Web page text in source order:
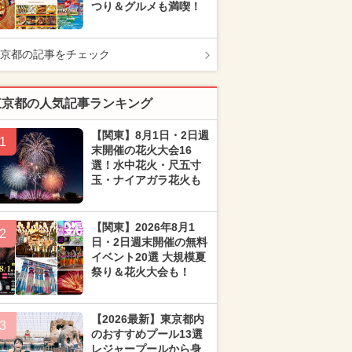
つり＆グルメも満喫！
都の記事をチェック
都の人気記事ランキング
1
【関東】8月1日・2日週
末開催の花火大会16
選！水中花火・尺五寸
玉・ナイアガラ花火も
2
【関東】2026年8月1
日・2日週末開催の無料
イベント20選 大規模夏
祭り＆花火大会も！
3
【2026最新】東京都内
のおすすめプール13選
レジャープールから身